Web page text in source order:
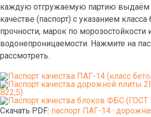
каждую отгружаемую партию выдаём
качестве (паспорт) с указанием класса
прочности, марок по морозостойкости
водонепроницаемости. Нажмите на
рассмотреть.
Скачать PDF: паспорт ПАГ-14 ·